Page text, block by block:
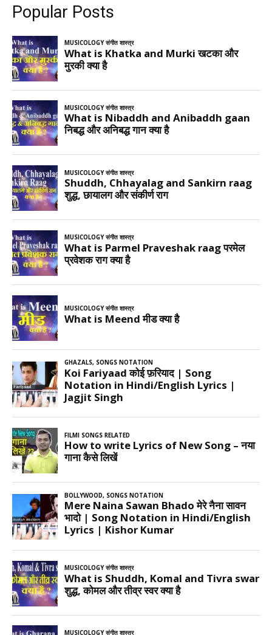
Popular Posts